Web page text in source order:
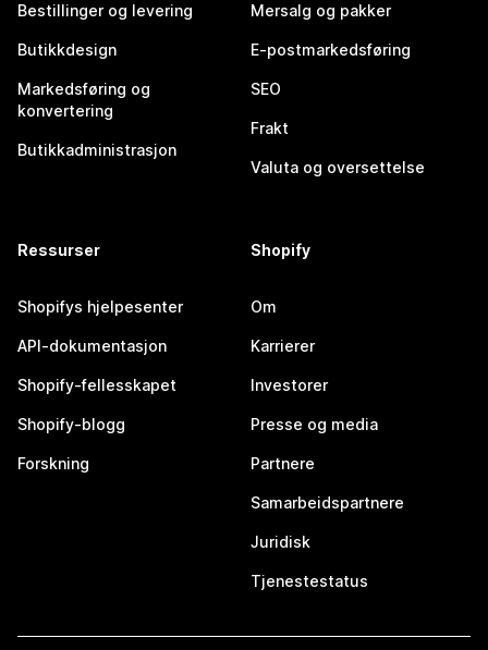
Bestillinger og levering
Butikkdesign
Markedsføring og
konvertering
Butikkadministrasjon
Mersalg og pakker
E-postmarkedsføring
SEO
Frakt
Valuta og oversettelse
Ressurser
Shopifys hjelpesenter
API-dokumentasjon
Shopify-fellesskapet
Shopify-blogg
Forskning
Shopify
Om
Karrierer
Investorer
Presse og media
Partnere
Samarbeidspartnere
Juridisk
Tjenestestatus